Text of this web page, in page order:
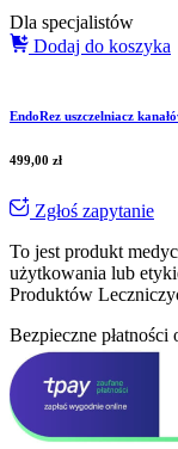
Dla specjalistów
Dodaj do koszyka
EndoRez uszczelniacz
499,00 zł
Zgłoś zapytanie
To jest produkt
użytkowania lub
Produktów
Bezpieczne płatności